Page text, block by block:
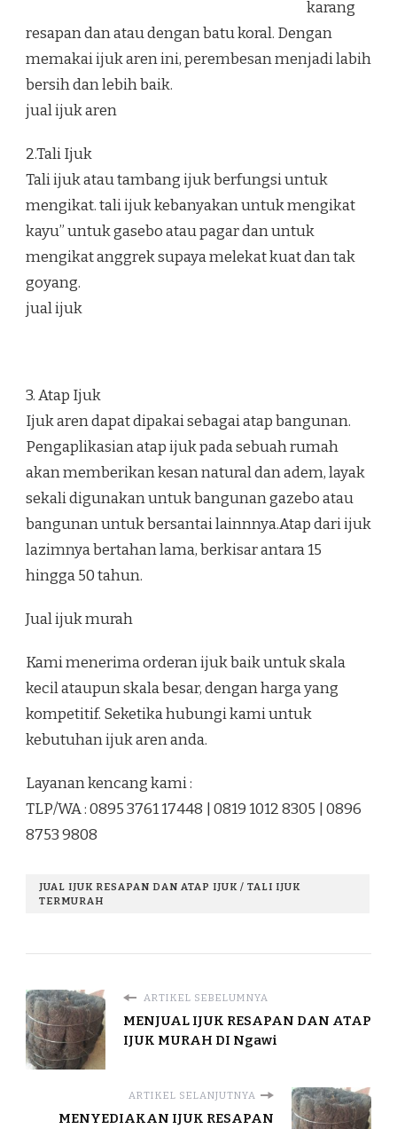
karang
resapan dan atau dengan batu koral. Dengan
memakai ijuk aren ini, perembesan menjadi labih
bersih dan lebih baik.
jual ijuk aren
2.Tali Ijuk
Tali ijuk atau tambang ijuk berfungsi untuk
mengikat. tali ijuk kebanyakan untuk mengikat
kayu” untuk gasebo atau pagar dan untuk
mengikat anggrek supaya melekat kuat dan tak
goyang.
jual ijuk
3. Atap Ijuk
Ijuk aren dapat dipakai sebagai atap bangunan.
Pengaplikasian atap ijuk pada sebuah rumah
akan memberikan kesan natural dan adem, layak
sekali digunakan untuk bangunan gazebo atau
bangunan untuk bersantai lainnnya.Atap dari ijuk
lazimnya bertahan lama, berkisar antara 15
hingga 50 tahun.
Jual ijuk murah
Kami menerima orderan ijuk baik untuk skala
kecil ataupun skala besar, dengan harga yang
kompetitif. Seketika hubungi kami untuk
kebutuhan ijuk aren anda.
Layanan kencang kami :
TLP/WA : 0895 3761 17448 | 0819 1012 8305 | 0896
8753 9808
JUAL IJUK RESAPAN DAN ATAP IJUK / TALI IJUK
TERMURAH
ARTIKEL SEBELUMNYA
MENJUAL IJUK RESAPAN DAN ATAP
IJUK MURAH DI Ngawi
ARTIKEL SELANJUTNYA
MENYEDIAKAN IJUK RESAPAN